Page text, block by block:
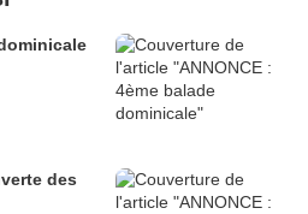
des